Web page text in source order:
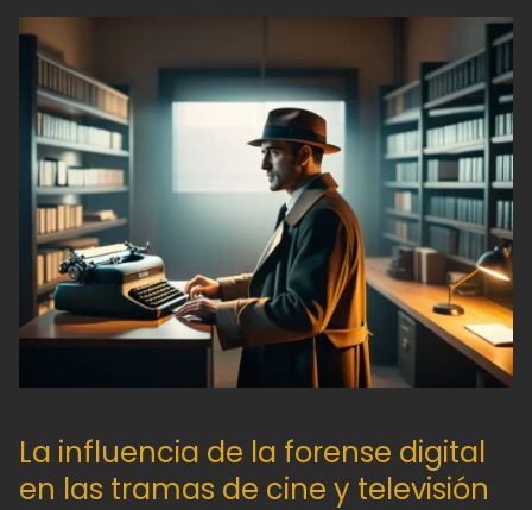
La influencia de la forense digital
en las tramas de cine y televisión